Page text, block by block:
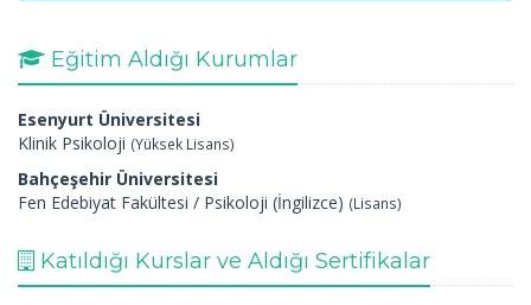
Eğitim Aldığı Kurumlar
Esenyurt Üniversitesi
Klinik Psikoloji (Yüksek Lisans)
Bahçeşehir Üniversitesi
Fen Edebiyat Fakültesi / Psikoloji (İngilizce) (Lisans)
Katıldığı Kurslar ve Aldığı Sertifikalar